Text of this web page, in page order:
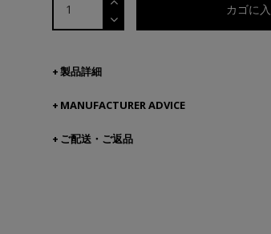
カゴに
製品詳細
MANUFACTURER ADVICE
ご配送・ご返品